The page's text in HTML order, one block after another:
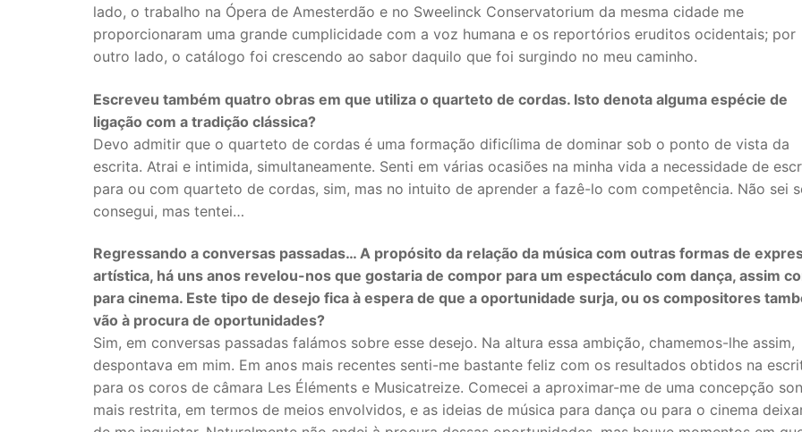
lado, o trabalho na Ópera de Amesterdão e no Sweelinck Conservatorium da mesma cidade me
proporcionaram uma grande cumplicidade com a voz humana e os reportórios eruditos ocidentais; por
outro lado, o catálogo foi crescendo ao sabor daquilo que foi surgindo no meu caminho.
Escreveu também quatro obras em que utiliza o quarteto de cordas. Isto denota alguma espécie de
ligação com a tradição clássica?
Devo admitir que o quarteto de cordas é uma formação dificílima de dominar sob o ponto de vista da
escrita. Atrai e intimida, simultaneamente. Senti em várias ocasiões na minha vida a necessidade de
para ou com quarteto de cordas, sim, mas no intuito de aprender a fazê-lo com competência. Não sei
consegui, mas tentei…
Regressando a conversas passadas… A propósito da relação da música com outras formas de
artística, há uns anos revelou-nos que gostaria de compor para um espectáculo com dança, assim
para cinema. Este tipo de desejo fica à espera de que a oportunidade surja, ou os compositores
vão à procura de oportunidades?
Sim, em conversas passadas falámos sobre esse desejo. Na altura essa ambição, chamemos-lhe assim,
despontava em mim. Em anos mais recentes senti-me bastante feliz com os resultados obtidos na
para os coros de câmara Les Éléments e Musicatreize. Comecei a aproximar-me de uma concepção
mais restrita, em termos de meios envolvidos, e as ideias de música para dança ou para o cinema